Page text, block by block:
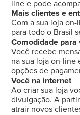
line e pode
Mais clientes e
Com a sua loja
para todo o Brasil
Comodidade para
Você recebe
na sua loja on-line
opções de
Você na internet
Ao criar sua loja
divulgação. A
atrair novos